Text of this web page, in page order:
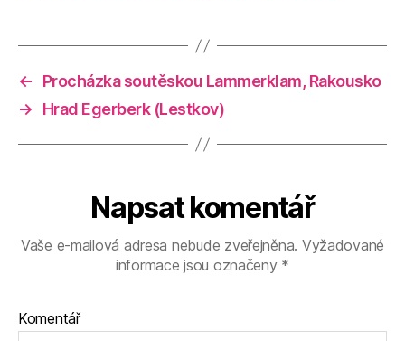
←
Procházka soutěskou Lammerklam, Rakousko
→
Hrad Egerberk (Lestkov)
Napsat komentář
Vaše e-mailová adresa nebude zveřejněna. Vyžadované
informace jsou označeny *
Komentář